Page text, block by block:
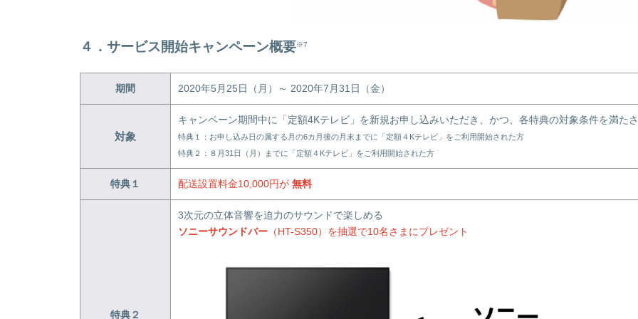
４． サービス開始キャンペーン概要※7
期間 2020年5月25日（月）～ 2020年7月31日（金）
対象
キャンペーン期間中に「定額4Kテレビ」を新規お申し込みいただき、かつ、 各特典の対象条件を満た
特典１：お申し込み日の属する月の6カ月後の月末までに「定額４Kテレビ」をご利用開始された方
特典２：８月31日（月）までに「定額４Kテレビ」をご利用開始された方
特典１ 配送設置料金10,000円が 無料
特典２
3次元の立体音響を迫力のサウンドで楽しめる
ソニーサウンドバー （HT-S350）を抽選で10名さまにプレゼント